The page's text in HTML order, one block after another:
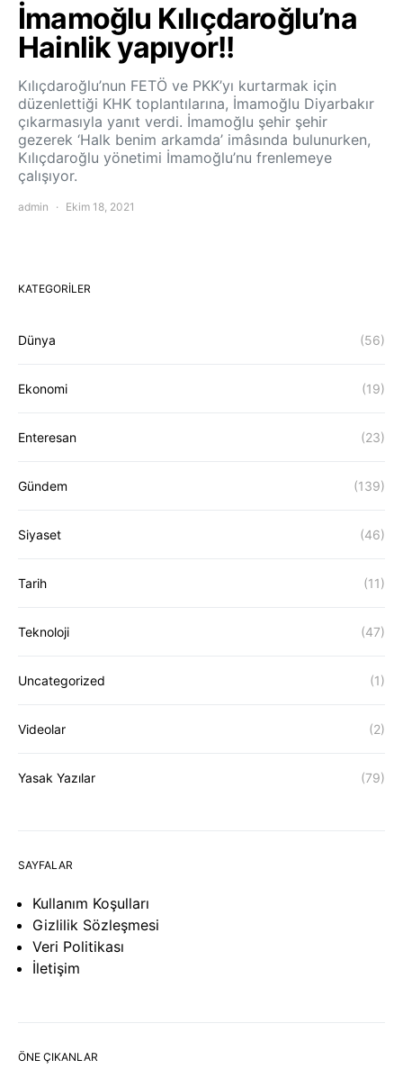
İmamoğlu Kılıçdaroğlu’na
Hainlik yapıyor!!
Kılıçdaroğlu’nun FETÖ ve PKK’yı kurtarmak için
düzenlettiği KHK toplantılarına, İmamoğlu Diyarbakır
çıkarmasıyla yanıt verdi. İmamoğlu şehir şehir
gezerek ‘Halk benim arkamda’ imâsında bulunurken,
Kılıçdaroğlu yönetimi İmamoğlu’nu frenlemeye
çalışıyor.
admin Ekim 18, 2021
KATEGORILER
Dünya (56)
Ekonomi (19)
Enteresan (23)
Gündem (139)
Siyaset (46)
Tarih (11)
Teknoloji (47)
Uncategorized (1)
Videolar (2)
Yasak Yazılar (79)
SAYFALAR
Kullanım Koşulları
Gizlilik Sözleşmesi
Veri Politikası
İletişim
ÖNE ÇIKANLAR